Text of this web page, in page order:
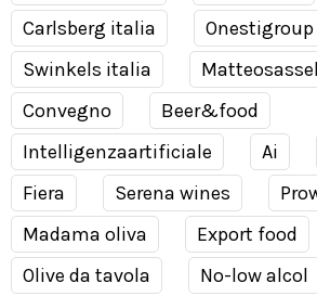
Carlsberg italia
Onestigroup
Swinkels italia
Convegno
Beer&food
Intelligenzaartificiale
Ai
Fiera
Serena wines
Madama oliva
Export food
Olive da tavola
No-low alcol